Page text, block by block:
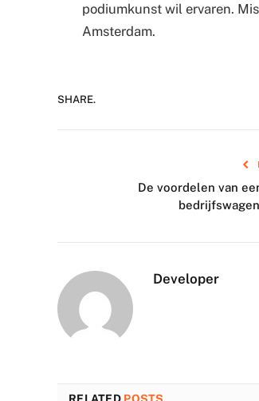
podiumkunst wil ervaren.
Amsterdam.
SHARE.
De voordelen van
Developer